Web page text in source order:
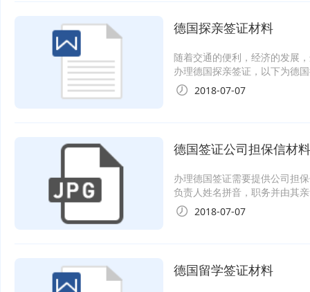
德国探亲签证材料
随着交通的便利，经济的发展
办理德国探亲签证，以下为德
2018-07-07
德国签证公司担保信材
办理德国签证需要提供公司担
负责人姓名拼音，职务并由其
2018-07-07
德国留学签证材料